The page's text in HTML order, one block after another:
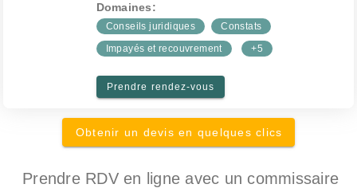
Domaines:
Conseils juridiques
Constats
Impayés et recouvrement
+5
Prendre rendez-vous
Obtenir un devis en quelques clics
Prendre RDV en ligne avec un commissaire